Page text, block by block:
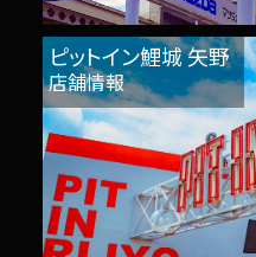
ピットイン鯉城 矢野
店舗情報